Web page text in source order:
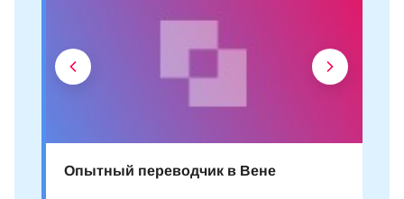
Опытный переводчик в Вене